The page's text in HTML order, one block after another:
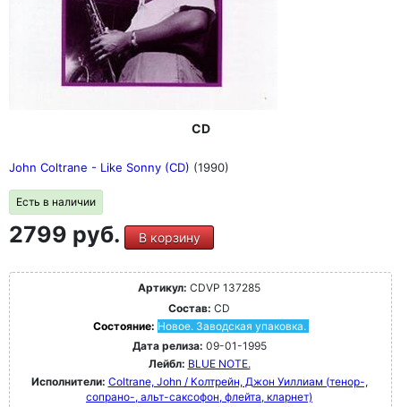
CD
John Coltrane - Like Sonny (CD) (1990)
Есть в наличии
2799 руб. В корзину
Артикул: CDVP 137285
Состав: CD
Состояние: Новое. Заводская упаковка.
Дата релиза: 09-01-1995
Лейбл: BLUE NOTE.
Исполнители: Coltrane, John / Колтрейн, Джон Уиллиам (тенор-,
сопрано-, альт-саксофон, флейта, кларнет)